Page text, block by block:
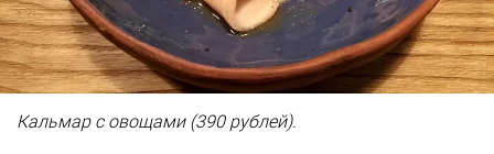
Кальмар с овощами (390 рублей).